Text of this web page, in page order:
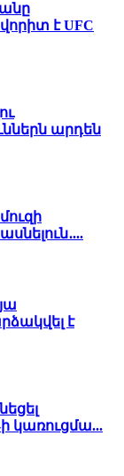
է UFC
արդեն
է
կառուցմա...